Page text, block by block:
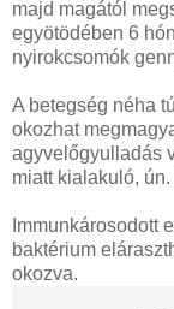
majd magától
egyötödében 6
nyirokcsomók
A betegség néha
okozhat
agyvelőgyulladás
miatt kialakuló,
Immunkárosodott
baktérium
okozva.